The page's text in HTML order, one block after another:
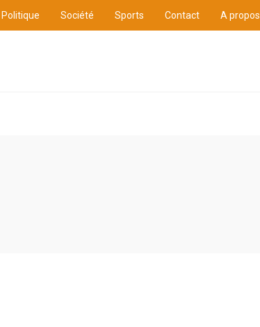
Politique Société Sports Contact A propos